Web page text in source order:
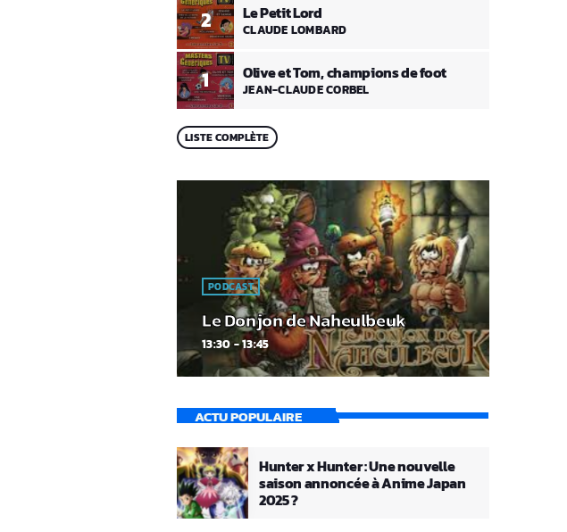
1 Olive et Tom, champions de foot
JEAN-CLAUDE CORBEL
2 Le Petit Lord
CLAUDE LOMBARD
LISTE COMPLÈTE
PODCAST
Le Donjon de Naheulbeuk
13:30 - 13:45
ACTU POPULAIRE
Hunter x Hunter : Une nouvelle
saison annoncée à Anime Japan
2025 ?